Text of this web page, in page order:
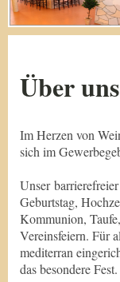
Über uns
Im Herzen von
sich im
Unser
Geburtstag,
Kommunion,
Vereinsfeiern. Für
mediterran
das besondere Fest.